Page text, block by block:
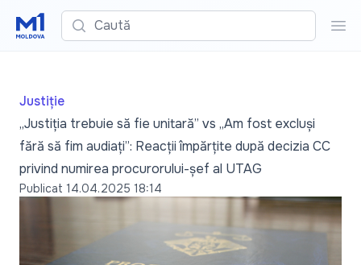
Caută
Justiție
„Justiția trebuie să fie unitară” vs „Am fost excluși
fără să fim audiați”: Reacții împărțite după decizia CC
privind numirea procurorului-șef al UTAG
Publicat 14.04.2025 18:14